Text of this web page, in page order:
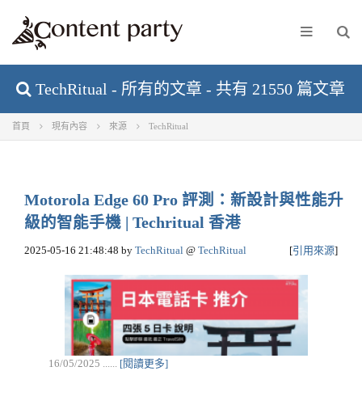
TechRitual - 所有的文章 - 共有 21550 篇文章
首頁 現有內容 來源 TechRitual
Motorola Edge 60 Pro 評測：新設計與性能升
級的智能手機 | Techritual 香港
2025-05-16 21:48:48 by TechRitual @ TechRitual [引用來源]
16/05/2025 ...... [閱讀更多]